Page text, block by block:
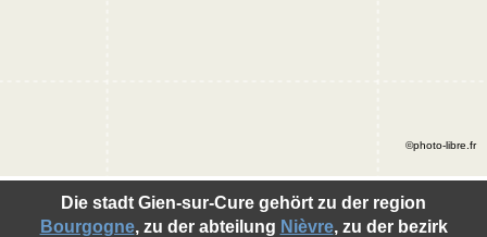
Die stadt Gien-sur-Cure gehört zu der region
Bourgogne, zu der abteilung Nièvre, zu der bezirk
©photo-libre.fr